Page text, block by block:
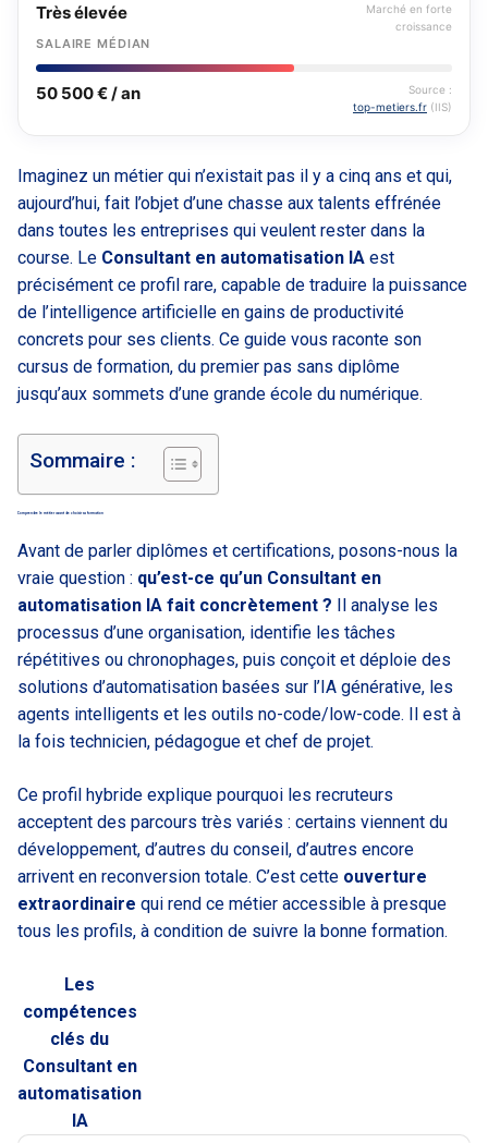
Très élevée
Marché en forte
croissance
SALAIRE MÉDIAN
50 500 € / an
Source :
top-metiers.fr (IIS)
Imaginez un métier qui n’existait pas il y a cinq ans et qui,
aujourd’hui, fait l’objet d’une chasse aux talents effrénée
dans toutes les entreprises qui veulent rester dans la
course. Le Consultant en automatisation IA est
précisément ce profil rare, capable de traduire la puissance
de l’intelligence artificielle en gains de productivité
concrets pour ses clients. Ce guide vous raconte son
cursus de formation, du premier pas sans diplôme
jusqu’aux sommets d’une grande école du numérique.
Sommaire :
Comprendre le métier avant de choisir sa formation
Avant de parler diplômes et certifications, posons-nous la
vraie question : qu’est-ce qu’un Consultant en
automatisation IA fait concrètement ? Il analyse les
processus d’une organisation, identifie les tâches
répétitives ou chronophages, puis conçoit et déploie des
solutions d’automatisation basées sur l’IA générative, les
agents intelligents et les outils no-code/low-code. Il est à
la fois technicien, pédagogue et chef de projet.
Ce profil hybride explique pourquoi les recruteurs
acceptent des parcours très variés : certains viennent du
développement, d’autres du conseil, d’autres encore
arrivent en reconversion totale. C’est cette ouverture
extraordinaire qui rend ce métier accessible à presque
tous les profils, à condition de suivre la bonne formation.
Les
compétences
clés du
Consultant en
automatisation
IA